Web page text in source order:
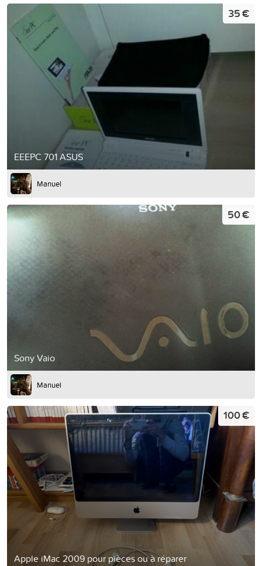
EEEPC 701 ASUS
35 €
Manuel
Sony Vaio
50 €
Manuel
Apple iMac 2009 pour pièces ou à réparer
100 €